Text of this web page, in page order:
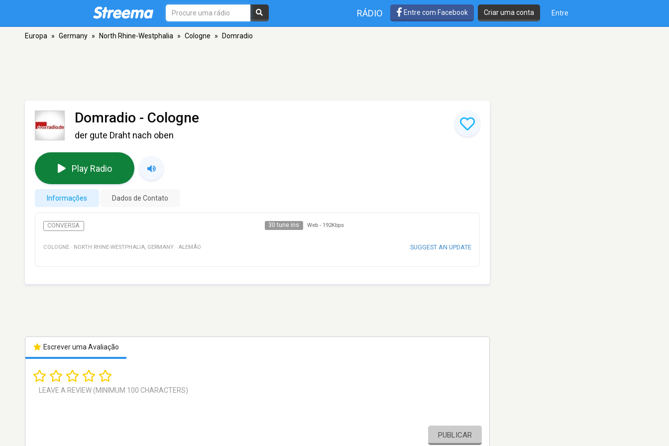
RÁDIO Entre com Facebook Criar uma conta Entre
Europa » Germany » North Rhine-Westphalia » Cologne » Domradio
Domradio - Cologne
der gute Draht nach oben
Play Radio
Informações Dados de Contato
CONVERSA 30 tune ins Web - 192Kbps
COLOGNE · NORTH RHINE-WESTPHALIA, GERMANY · ALEMÃO SUGGEST AN UPDATE
Escrever uma Avaliação
PUBLICAR